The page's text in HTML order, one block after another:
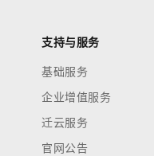
支持与服务
基础服务
企业增值服务
迁云服务
官网公告